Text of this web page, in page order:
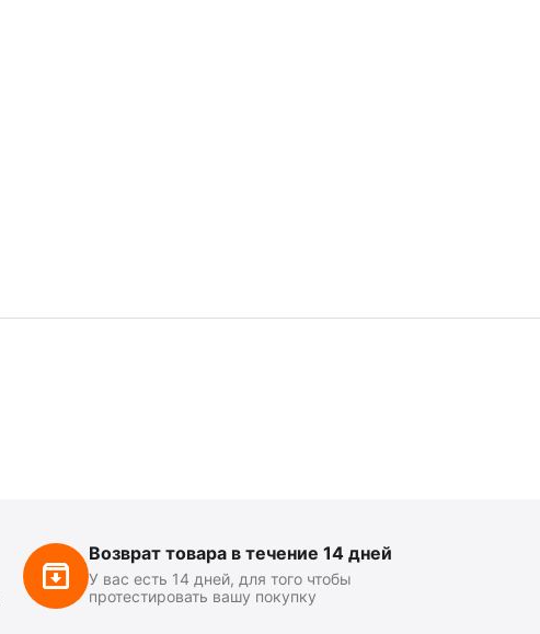
Возврат товара в течение 14 дней
У вас есть 14 дней, для того чтобы
протестировать вашу покупку